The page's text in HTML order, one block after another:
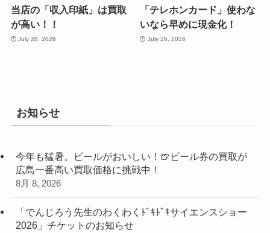
当店の「収入印紙」は買取
が高い！！
July 28, 2026
「テレホンカード」使わな
いなら早めに現金化！
July 26, 2026
お知らせ
今年も猛暑。ビールがおいしい！🍺ビール券の買取が
広島一番高い買取価格に挑戦中！
8月 8, 2026
「でんじろう先生のわくわくﾄﾞｷﾄﾞｷサイエンスショー
2026」チケットのお知らせ